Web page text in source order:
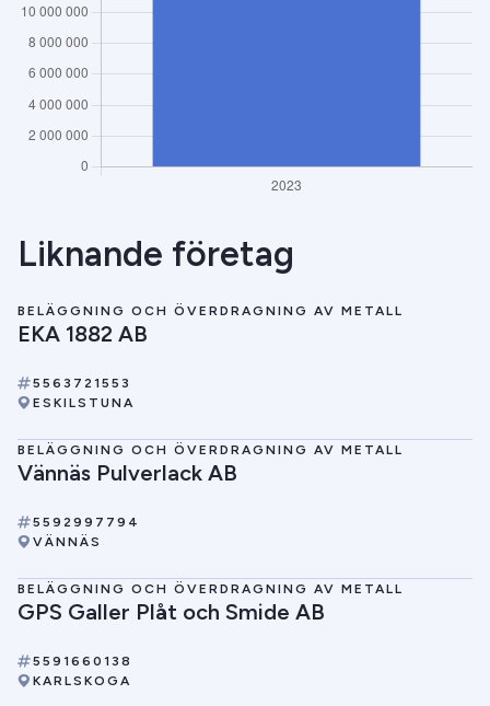
Liknande företag
BELÄGGNING OCH ÖVERDRAGNING AV METALL
EKA 1882 AB
5563721553
ESKILSTUNA
BELÄGGNING OCH ÖVERDRAGNING AV METALL
Vännäs Pulverlack AB
5592997794
VÄNNÄS
BELÄGGNING OCH ÖVERDRAGNING AV METALL
GPS Galler Plåt och Smide AB
5591660138
KARLSKOGA